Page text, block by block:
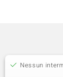
Nessun